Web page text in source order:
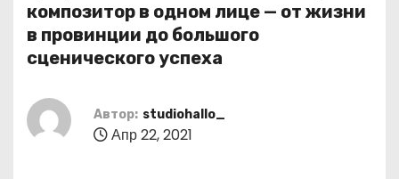
композитор в одном лице — от жизни
в провинции до большого
сценического успеха
Автор: studiohallo_
Апр 22, 2021